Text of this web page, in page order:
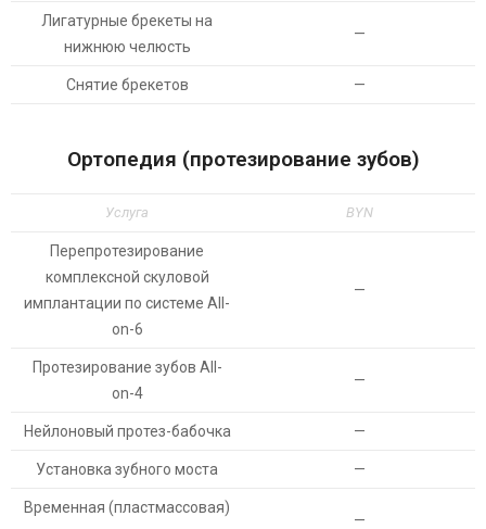
Лигатурные брекеты на
нижнюю челюсть
—
Снятие брекетов —
Ортопедия (протезирование зубов)
Услуга BYN
Перепротезирование
комплексной скуловой
имплантации по системе All-
on-6
—
Протезирование зубов Аll-
on-4
—
Нейлоновый протез-бабочка —
Установка зубного моста —
Временная (пластмассовая)
—